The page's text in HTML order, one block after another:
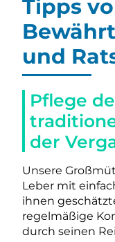
Tipps
und
Pflege
der
Unsere
Leber mit
ihnen
regelmäßige
durch seinen